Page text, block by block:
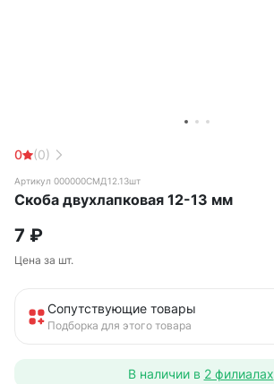
0 (0)
Артикул 000000СМД12.13шт
Скоба двухлапковая 12-13 мм
7 ₽
Цена за шт.
Сопутствующие товары
Подборка для этого товара
В наличии в 2 филиалах